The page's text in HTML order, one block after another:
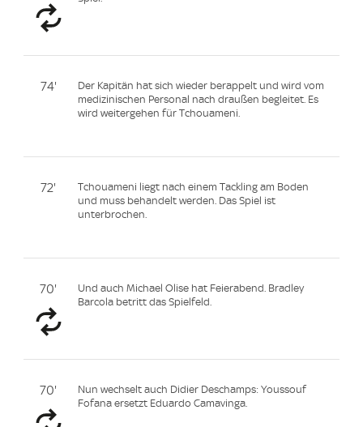
74'
Der Kapitän hat sich wieder berappelt und wird vom
medizinischen Personal nach draußen begleitet. Es
wird weitergehen für Tchouameni.
72'
Tchouameni liegt nach einem Tackling am Boden
und muss behandelt werden. Das Spiel ist
unterbrochen.
70'
Und auch Michael Olise hat Feierabend. Bradley
Barcola betritt das Spielfeld.
70'
Nun wechselt auch Didier Deschamps: Youssouf
Fofana ersetzt Eduardo Camavinga.